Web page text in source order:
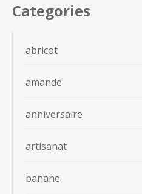
Categories
abricot
amande
anniversaire
artisanat
banane